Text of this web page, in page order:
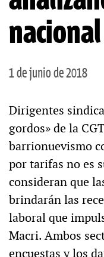
nacional
1 de junio de 2018
Dirigentes
gordos» de la
barrionuevismo
por tarifas no es
consideran que
brindarán las
laboral que
Macri. Ambos
encuestas y los